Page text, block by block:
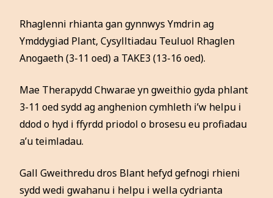
Rhaglenni rhianta gan gynnwys Ymdrin ag
Ymddygiad Plant, Cysylltiadau Teuluol Rhaglen
Anogaeth (3-11 oed) a TAKE3 (13-16 oed).
Mae Therapydd Chwarae yn gweithio gyda phlant
3-11 oed sydd ag anghenion cymhleth i’w helpu i
ddod o hyd i ffyrdd priodol o brosesu eu profiadau
a’u teimladau.
Gall Gweithredu dros Blant hefyd gefnogi rhieni
sydd wedi gwahanu i helpu i wella cydrianta